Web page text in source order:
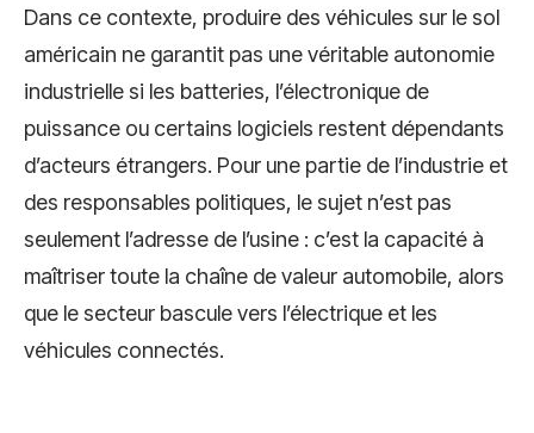
Dans ce contexte, produire des véhicules sur le sol
américain ne garantit pas une véritable autonomie
industrielle si les batteries, l’électronique de
puissance ou certains logiciels restent dépendants
d’acteurs étrangers. Pour une partie de l’industrie et
des responsables politiques, le sujet n’est pas
seulement l’adresse de l’usine : c’est la capacité à
maîtriser toute la chaîne de valeur automobile, alors
que le secteur bascule vers l’électrique et les
véhicules connectés.